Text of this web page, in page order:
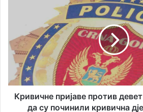
у
д
а
и
ч
п
Кривичне пријаве против
да су починили кривична